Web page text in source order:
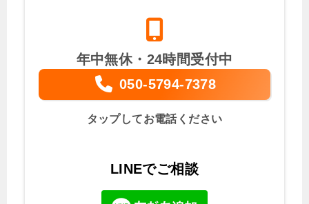
年中無休・24時間受付中
050-5794-7378
タップしてお電話ください
LINEでご相談